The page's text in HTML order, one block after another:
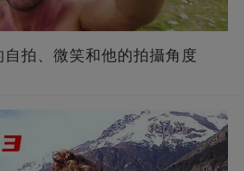
自拍、微笑和他的拍攝角度